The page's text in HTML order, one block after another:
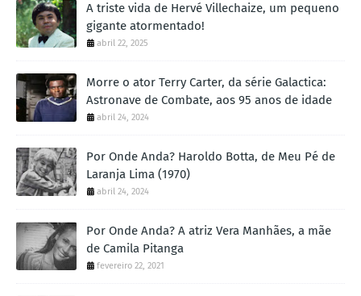
A triste vida de Hervé Villechaize, um pequeno
gigante atormentado!
abril 22, 2025
Morre o ator Terry Carter, da série Galactica:
Astronave de Combate, aos 95 anos de idade
abril 24, 2024
Por Onde Anda? Haroldo Botta, de Meu Pé de
Laranja Lima (1970)
abril 24, 2024
Por Onde Anda? A atriz Vera Manhães, a mãe
de Camila Pitanga
fevereiro 22, 2021